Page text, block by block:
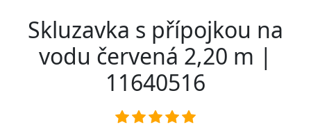
Skluzavka s přípojkou na
vodu červená 2,20 m |
11640516